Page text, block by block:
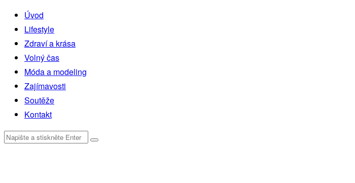
Úvod
Lifestyle
Zdraví a krása
Volný čas
Móda a modeling
Zajímavosti
Soutěže
Kontakt